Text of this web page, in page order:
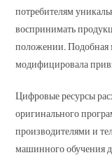
потребителям
воспринимать
положении. Подобная
модифицировала
Цифровые ресурсы
оригинального
производителями и
машинного обучения